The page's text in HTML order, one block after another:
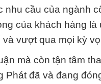
cầu của ngành
của khách hàng là
vượt qua mọi kỳ
mà còn tận tâm
đã và đang